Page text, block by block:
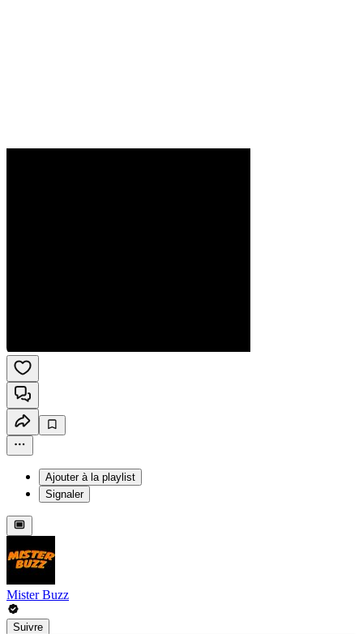
Ajouter à la playlist
Signaler
Mister Buzz
Suivre